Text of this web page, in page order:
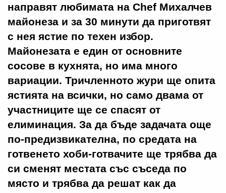
направят любимата на Chef Михалчев
майонеза и за 30 минути да приготвят
с нея ястие по техен избор.
Майонезата е един от основните
сосове в кухнята, но има много
вариации. Тричленното жури ще опита
ястията на всички, но само двама от
участниците ще се спасят от
елиминация. За да бъде задачата още
по-предизвикателна, по средата на
готвенето хоби-готвачите ще трябва да
си сменят местата със съседа по
място и трябва да решат как да